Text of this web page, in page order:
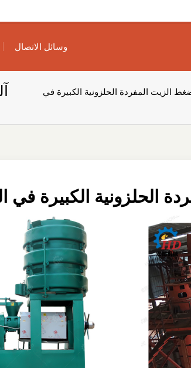
وسائل الاتصال
الزيت المفردة الحلزونية الكبيرة في
الحلزونية الكبيرة في